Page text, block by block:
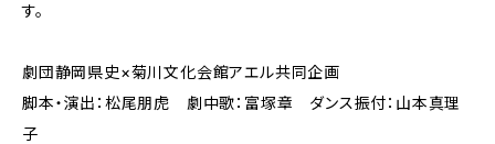
す。
劇団静岡県史×菊川文化会館アエル共同企画
脚本・演出：松尾朋虎 劇中歌：富塚章 ダンス振付：山本真理
子